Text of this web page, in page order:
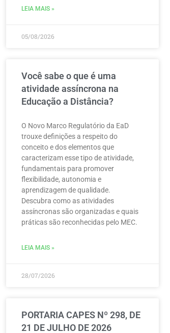
LEIA MAIS »
05/08/2026
Você sabe o que é uma
atividade assíncrona na
Educação a Distância?
O Novo Marco Regulatório da EaD
trouxe definições a respeito do
conceito e dos elementos que
caracterizam esse tipo de atividade,
fundamentais para promover
flexibilidade, autonomia e
aprendizagem de qualidade.
Descubra como as atividades
assíncronas são organizadas e quais
práticas são reconhecidas pelo MEC.
LEIA MAIS »
28/07/2026
PORTARIA CAPES Nº 298, DE
21 DE JULHO DE 2026